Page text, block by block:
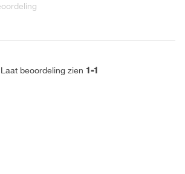
Laat beoordeling zien 1-1